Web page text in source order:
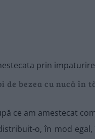
de bezea cu nucă în
ce am amestecat
o, în mod